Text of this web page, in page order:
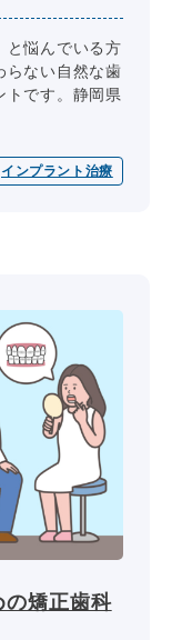
と悩んでいる方
らない自然な歯
トです。静岡県
インプラント治療
の矯正歯科